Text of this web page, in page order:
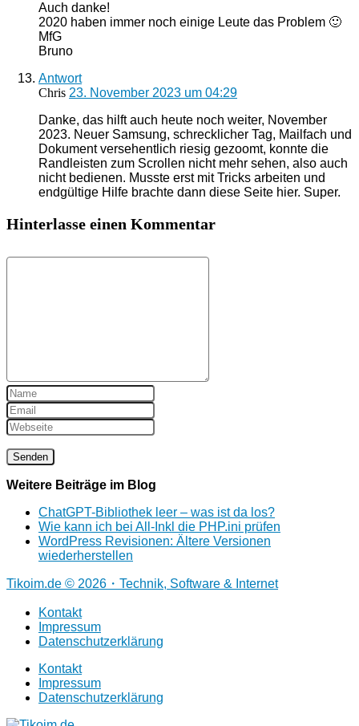
Auch danke!
2020 haben immer noch einige Leute das Problem 🙂
MfG
Bruno
Antwort
Chris 23. November 2023 um 04:29
Danke, das hilft auch heute noch weiter, November
2023. Neuer Samsung, schrecklicher Tag, Mailfach und
Dokument versehentlich riesig gezoomt, konnte die
Randleisten zum Scrollen nicht mehr sehen, also auch
nicht bedienen. Musste erst mit Tricks arbeiten und
endgültige Hilfe brachte dann diese Seite hier. Super.
Hinterlasse einen Kommentar
Weitere Beiträge im Blog
ChatGPT-Bibliothek leer – was ist da los?
Wie kann ich bei All-Inkl die PHP.ini prüfen
WordPress Revisionen: Ältere Versionen
wiederherstellen
Tikoim.de © 2026・Technik, Software & Internet
Kontakt
Impressum
Datenschutzerklärung
Kontakt
Impressum
Datenschutzerklärung